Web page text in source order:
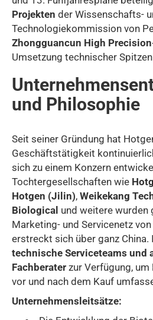
Projekten der Wissenschafts-
Technologiekommission von
Zhongguancun High
Umsetzung technischer
und Philosophie
Seit seiner Gründung hat
Geschäftstätigkeit
sich zu einem Konzern
Tochtergesellschaften wie
Hotgen (Jilin), Weikekang
Biological und weitere wurden
Marketing- und Servicenetz
erstreckt sich über ganz China.
technische Serviceteams und
Fachberater zur Verfügung,
vor und nach dem Kauf
Unternehmensleitsätze: